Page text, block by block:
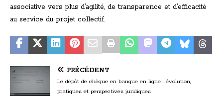
associative vers plus d’agilité, de transparence et d’efficacité
au service du projet collectif.
PRÉCÉDENT
Le dépôt de chèque en banque en ligne : évolution,
pratiques et perspectives juridiques